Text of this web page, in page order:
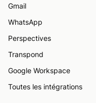
Gmail
WhatsApp
Perspectives
Transpond
Google Workspace
Toutes les intégrations